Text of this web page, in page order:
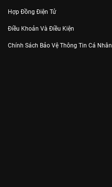
Hợp Đồng Điện Tử
Điều Khoản Và Điều Kiện
Chính Sách Bảo Vệ Thông Tin Cá Nhân